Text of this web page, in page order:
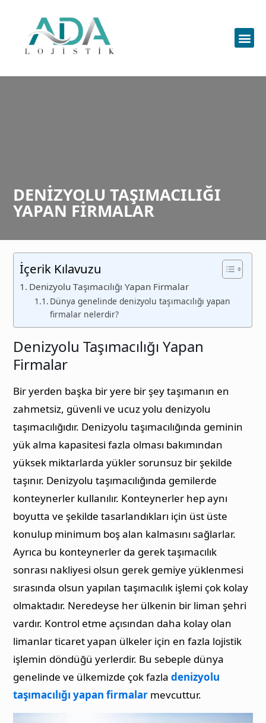
DENIZYOLU TAŞIMACILIĞI
YAPAN FIRMALAR
İçerik Kılavuzu
Denizyolu Taşımacılığı Yapan Firmalar
Dünya genelinde denizyolu taşımacılığı yapan
firmalar nelerdir?
Denizyolu Taşımacılığı Yapan
Firmalar
Bir yerden başka bir yere bir şey taşımanın en
zahmetsiz, güvenli ve ucuz yolu denizyolu
taşımacılığıdır. Denizyolu taşımacılığında geminin
yük alma kapasitesi fazla olması bakımından
yüksek miktarlarda yükler sorunsuz bir şekilde
taşınır. Denizyolu taşımacılığında gemilerde
konteynerler kullanılır. Konteynerler hep aynı
boyutta ve şekilde tasarlandıkları için üst üste
konulup minimum boş alan kalmasını sağlarlar.
Ayrıca bu konteynerler da gerek taşımacılık
sonrası nakliyesi olsun gerek gemiye yüklenmesi
sırasında olsun yapılan taşımacılık işlemi çok kolay
olmaktadır. Neredeyse her ülkenin bir liman şehri
vardır. Kontrol etme açısından daha kolay olan
limanlar ticaret yapan ülkeler için en fazla lojistik
işlemin döndüğü yerlerdir. Bu sebeple dünya
genelinde ve ülkemizde çok fazladenizyolu
taşımacılığı yapan firmalar mevcuttur.